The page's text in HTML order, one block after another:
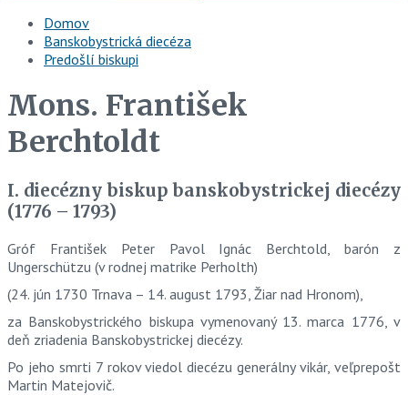
Domov
Banskobystrická diecéza
Predošlí biskupi
Mons. František
Berchtoldt
I. diecézny biskup banskobystrickej diecézy
(1776 – 1793)
Gróf František Peter Pavol Ignác Berchtold, barón z
Ungerschützu (v rodnej matrike Perholth)
(24. jún 1730 Trnava – 14. august 1793, Žiar nad Hronom),
za Banskobystrického biskupa vymenovaný 13. marca 1776, v
deň zriadenia Banskobystrickej diecézy.
Po jeho smrti 7 rokov viedol diecézu generálny vikár, veľprepošt
Martin Matejovič.